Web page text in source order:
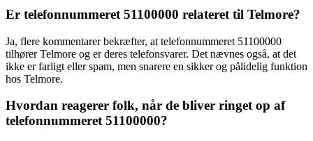
Er telefonnummeret 51100000 relateret til Telmore?
Ja, flere kommentarer bekræfter, at telefonnummeret 51100000
tilhører Telmore og er deres telefonsvarer. Det nævnes også, at det
ikke er farligt eller spam, men snarere en sikker og pålidelig funktion
hos Telmore.
Hvordan reagerer folk, når de bliver ringet op af
telefonnummeret 51100000?